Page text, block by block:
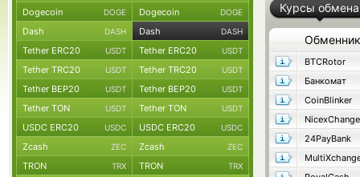
Курсы обмена
Обменник
BTCRotor
Банкомат
CoinBlinker
24PayBank
Dogecoin DOGE Dogecoin DOGE
Dash DASH Dash DASH
Tether ERC20 USDT Tether ERC20 USDT
Tether TRC20 USDT Tether TRC20 USDT
Tether BEP20 USDT Tether BEP20 USDT
Tether TON USDT Tether TON USDT
USDC ERC20 USDC USDC ERC20 USDC
Zcash ZEC Zcash ZEC
TRON TRX TRON TRX